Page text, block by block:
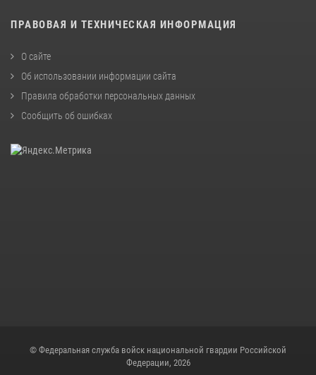
ПРАВОВАЯ И ТЕХНИЧЕСКАЯ ИНФОРМАЦИЯ
О сайте
Об использовании информации сайта
Правила обработки персональных данных
Сообщить об ошибках
© Федеральная служба войск национальной гвардии Российской
Федерации, 2026